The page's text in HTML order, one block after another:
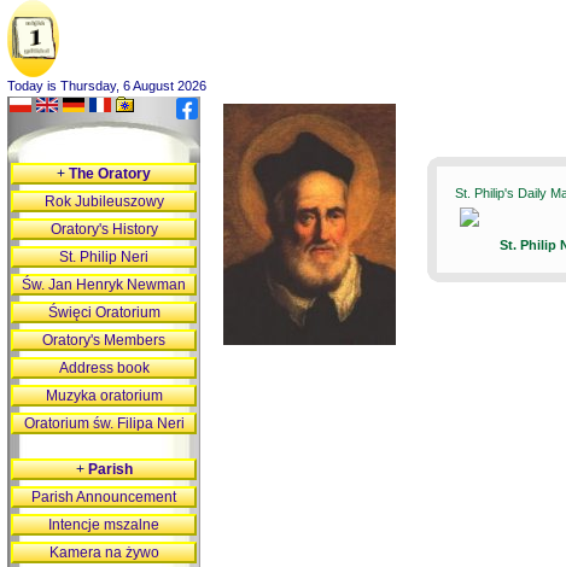
Today is Thursday, 6 August 2026
St. Philip's Daily
St. Philip
+The Oratory
Rok Jubileuszowy
Oratory's History
St. Philip Neri
Św. Jan Henryk Newman
Święci Oratorium
Oratory's Members
Address book
Muzyka oratorium
Oratorium św. Filipa Neri
+Parish
Parish Announcement
Intencje mszalne
Kamera na żywo